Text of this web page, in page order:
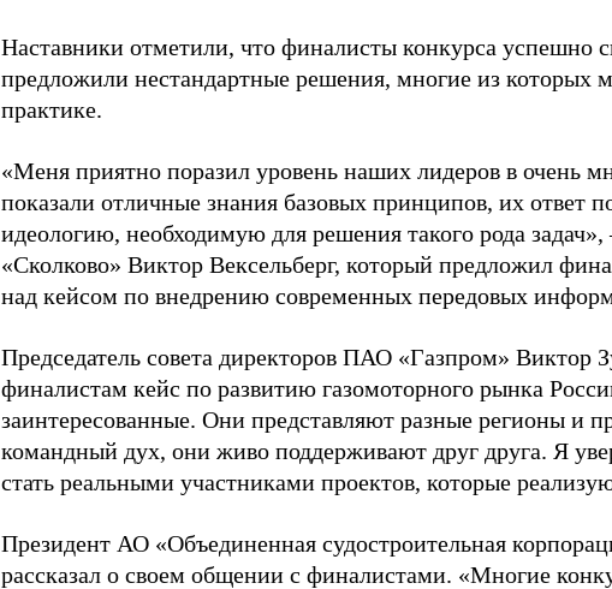
Наставники отметили, что финалисты конкурса успешно
предложили нестандартные решения, многие из которых
практике.
«Меня приятно поразил уровень наших лидеров в очень
показали отличные знания базовых принципов, их ответ
идеологию, необходимую для решения такого рода
«Сколково» Виктор Вексельберг, который предложил
над кейсом по внедрению современных передовых
Председатель совета директоров ПАО «Газпром» Виктор
финалистам кейс по развитию газомоторного рынка
заинтересованные. Они представляют разные регионы и
командный дух, они живо поддерживают друг друга. Я
стать реальными участниками проектов, которые
Президент АО «Объединенная судостроительная
рассказал о своем общении с финалистами. «Многие